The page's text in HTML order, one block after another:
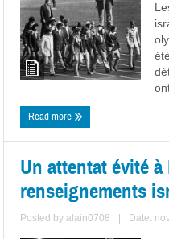
Read more
Un attentat évité
renseignements
Posted byalain0708 Date: